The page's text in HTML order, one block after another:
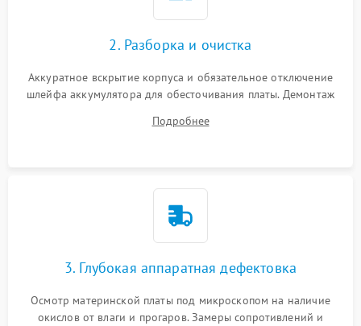
2. Разборка и очистка
Аккуратное вскрытие корпуса и обязательное отключение
шлейфа аккумулятора для обесточивания платы. Демонтаж
высохшей термопасты с кристаллов чипов.
Подробнее
3. Глубокая аппаратная дефектовка
Осмотр материнской платы под микроскопом на наличие
окислов от влаги и прогаров. Замеры сопротивлений и